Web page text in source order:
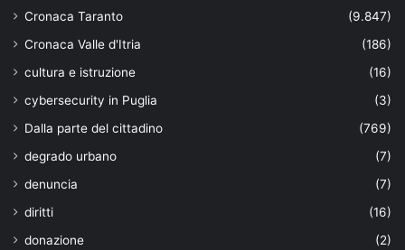
Cronaca Taranto
(9.847)
Cronaca Valle d'Itria
(186)
cultura e istruzione
(16)
cybersecurity in Puglia
(3)
Dalla parte del cittadino
(769)
degrado urbano
(7)
denuncia
(7)
diritti
(16)
donazione
(2)